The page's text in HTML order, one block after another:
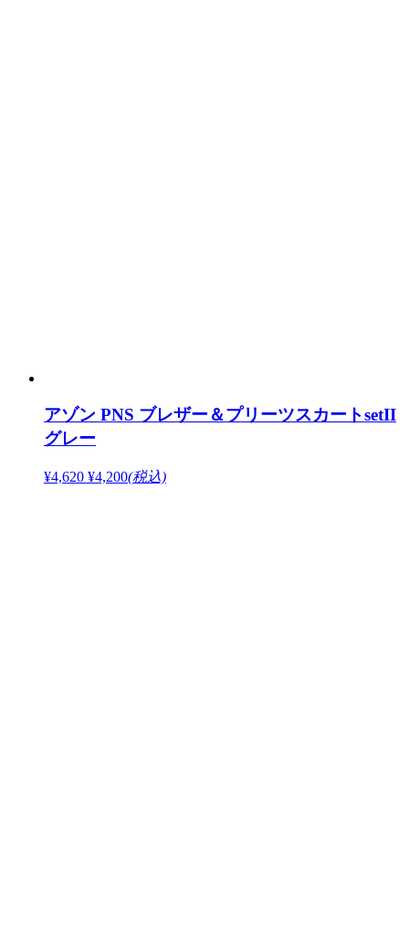
アゾン PNS ブレザー＆プリーツスカートsetII
グレー
¥4,620 ¥4,200(税込)